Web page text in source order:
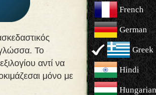
Το
αντί να
μόνο με
French
German
Greek
Hindi
Hungarian